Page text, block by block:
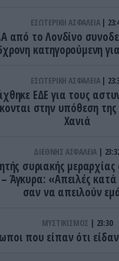
ΕΣΩΤΕΡΙΚΗ ΑΣΦΑΛΕΙΑ
από το Λονδίνο
κατηγορούμενη
ΕΣΩΤΕΡΙΚΗ ΑΣΦΑΛΕΙΑ
ΕΔΕ για τους
στην υπόθεση
Χανιά
ΔΙΕΘΝΗΣ ΑΣΦΑΛΕΙΑ
συριακής
Άγκυρα: «Απειλές κατά
σαν να απειλούν
ΜΥΣΤΙΚΙΣΜΟΣ 23:30
που είπαν ότι